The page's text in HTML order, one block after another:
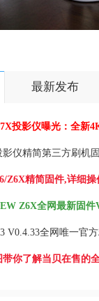
最新发布
影仪精简第三方刷机
Z6X精简固件,详细操
V0.4.33全网唯一官
带你了解当贝在售的